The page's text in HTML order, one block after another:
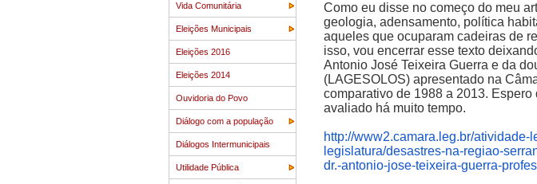
Vida Comunitária
Eleições Municipais
Eleições 2016
Eleições 2014
Ouvidoria do Povo
Diálogo com a população
Diálogos Intermunicipais
Utilidade Pública
Como eu disse no começo do meu
geologia, adensamento, política
aqueles que ocuparam cadeiras de
isso, vou encerrar esse texto
Antonio José Teixeira Guerra e da
(LAGESOLOS) apresentado na
comparativo de 1988 a 2013.
avaliado há muito tempo.
http://www2.camara.leg.br/
legislatura/desastres-na-regiao-
dr.-antonio-jose-teixeira-guerra-